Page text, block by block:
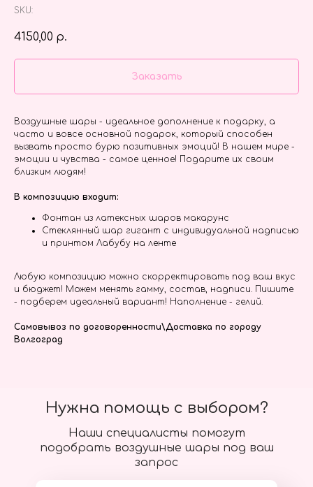
SKU:
4150,00 р.
Заказать
Воздушные шары - идеальное дополнение к подарку, а
часто и вовсе основной подарок, который способен
вызвать просто бурю позитивных эмоций! В нашем мире -
эмоции и чувства - самое ценное! Подарите их своим
близким людям!
В композицию входит:
Фонтан из латексных шаров макарунс
Стеклянный шар гигант с индивидуальной надписью
и принтом Лабубу на ленте
Любую композицию можно скорректировать под ваш вкус
и бюджет! Можем менять гамму, состав, надписи. Пишите
- подберем идеальный вариант! Наполнение - гелий.
Самовывоз по договоренности\Доставка по городу
Волгоград
Наши специалисты помогут
подобрать воздушные шары под ваш
запрос
Нужна помощь с выбором?